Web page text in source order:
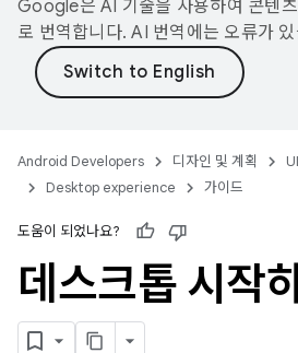
Google은 AI 기술을 사용하여 콘텐
로 번역합니다. AI 번역에는 오류가
Android Developers 디자인 및 계획
Desktop experience
가이드
도움이 되었나요?
데스크톱 시작